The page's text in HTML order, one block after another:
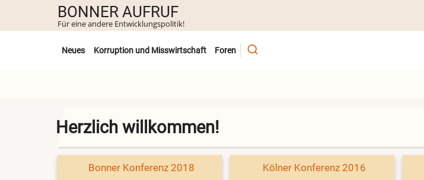
Inhalt
BONNER AUFRUF
Für eine andere Entwicklungspolitik!
Untermenü
Neues Korruption und Misswirtschaft Foren
Herzlich willkommen!
Bonner Konferenz 2018 Kölner Konferenz 2016